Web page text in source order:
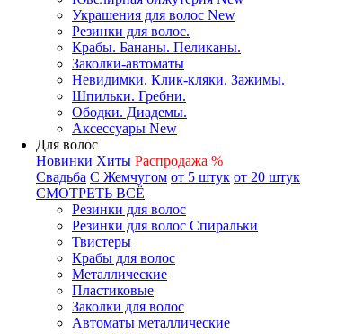
Украшения для волос New
Резинки для волос.
Крабы. Бананы. Пеликаны.
Заколки-автоматы
Невидимки. Клик-кляки. Зажимы.
Шпильки. Гребни.
Ободки. Диадемы.
Аксессуары New
Для волос
Новинки Хиты Распродажа %
Свадьба С Жемчугом от 5 штук от 20 штук
СМОТРЕТЬ ВСЁ
Резинки для волос
Резинки для волос Спиральки
Твистеры
Крабы для волос
Металлические
Пластиковые
Заколки для волос
Автоматы металлические